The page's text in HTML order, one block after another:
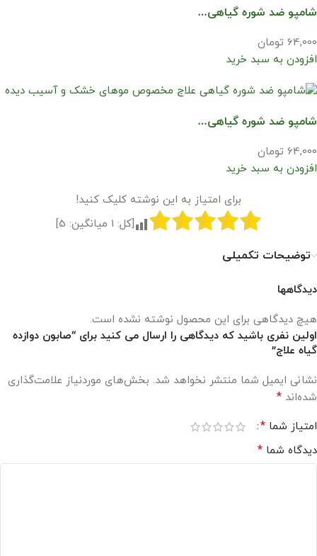
شامپو ضد شوره گیاهی…
64,000 تومان
افزودن به سبد خرید
شامپو ضد شوره گیاهی…
64,000 تومان
افزودن به سبد خرید
برای امتیاز به این نوشته کلیک کنید!
[کل: 1 میانگین: 5
]
توضیحات تکمیلی
دیدگاهها
هیچ دیدگاهی برای این محصول نوشته نشده است.
اولین نفری باشید که دیدگاهی را ارسال می کنید برای “صابون دوازده
گیاه علاج”
نشانی ایمیل شما منتشر نخواهد شد. بخش‌های موردنیاز علامت‌گذاری
شده‌اند *
امتیاز شما *
دیدگاه شما *